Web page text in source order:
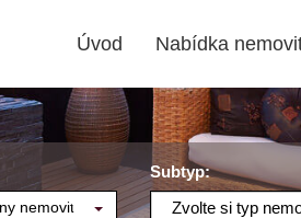
Úvod Nabídka
nemovitosti
Subtyp:
Zvolte si typ